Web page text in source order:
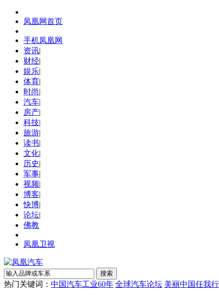
凤凰网首页
手机凤凰网
资讯|
财经|
娱乐|
体育|
时尚|
汽车|
房产|
科技|
旅游|
读书|
文化|
历史|
军事|
视频|
博客|
快博|
论坛|
佛教
凤凰卫视
热门关键词： 中国汽车工业60年 全球汽车论坛 美丽中国任我行